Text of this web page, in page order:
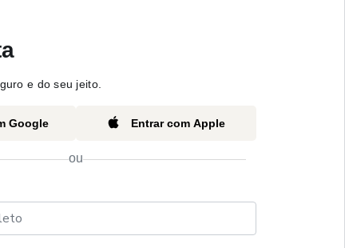
e do seu jeito.
Google Entrar com Apple
ou